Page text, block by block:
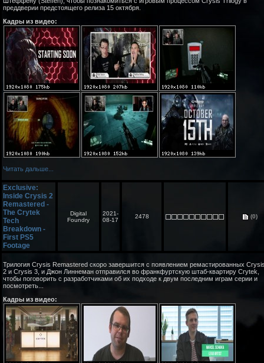
преддверии предстоящего релиза 15 октября.
Кадры из видео:
Читать дальше...
Exclusive:
Inside Crysis 2
Remastered -
The Crytek
Tech
Breakdown -
First PS5
Footage
Digital
Foundry
2021-
08-17
2478 (0)
Трилогия Crysis Remastered скоро завершится с появлением ремастированных
2 и Crysis 3, и Джон Линнеман отправился во франкфуртскую штаб-квартиру Crytek,
чтобы поговорить с разработчиками об их подходе к двум последним играм серии и
посмотреть...
Кадры из видео: